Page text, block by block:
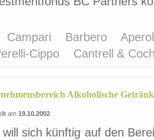
Campari Barbero
Cippo Cantrell &
Alkoholische
am 19.10.2002
sich künftig auf den